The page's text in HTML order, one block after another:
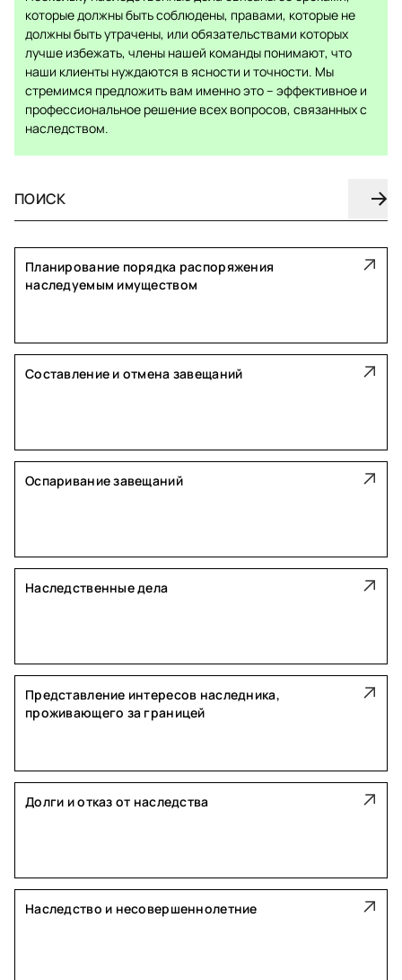
которые должны быть соблюдены, правами, которые не
должны быть утрачены, или обязательствами которых
лучше избежать, члены нашей команды понимают, что
наши клиенты нуждаются в ясности и точности. Мы
стремимся предложить вам именно это – эффективное и
профессиональное решение всех вопросов, связанных с
наследством.
Планирование порядка распоряжения
наследуемым имуществом
Составление и отмена завещаний
Оспаривание завещаний
Наследственные дела
Представление интересов наследника,
проживающего за границей
Долги и отказ от наследства
Наследство и несовершеннолетние